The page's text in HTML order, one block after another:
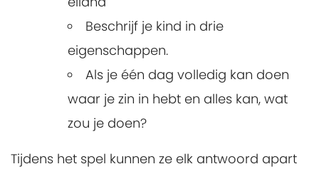
Beschrijf je kind in drie
eigenschappen.
Als je één dag volledig kan doen
waar je zin in hebt en alles kan, wat
zou je doen?
Tijdens het spel kunnen ze elk antwoord apart